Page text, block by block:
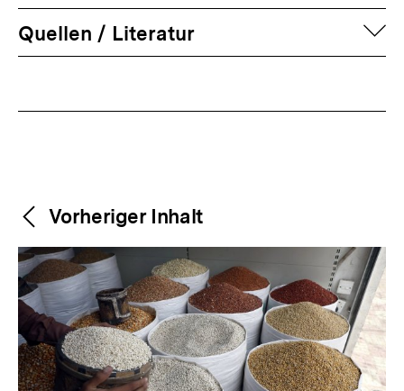
Quellen / Literatur
Weitere
Inhalte
Content-
Navigation
Vorheriger Inhalt
Zum